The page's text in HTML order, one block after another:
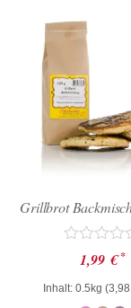
Grillbrot
Bewertet
mit
0
von
1,99 € *
Inhalt: 0.5kg (3,98